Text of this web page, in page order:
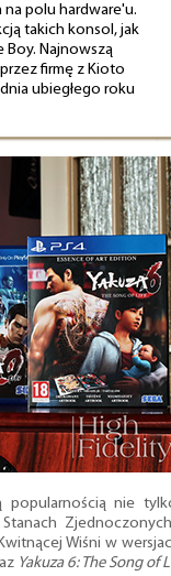
na polu hardware'u.
takich konsol, jak
Boy. Najnowszą
firmę z Kioto
ubiegłego roku
popularnością nie
Wiśni w
Yakuza 6: The Song of